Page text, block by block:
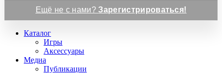
Ещё не с нами?Зарегистрироваться!
Каталог
Игры
Аксессуары
Медиа
Публикации